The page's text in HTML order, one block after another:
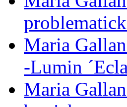
Maria
-Lumin
Maria